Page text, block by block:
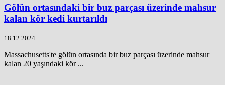
Gölün ortasındaki bir buz parçası üzerinde mahsur
kalan kör kedi kurtarıldı
18.12.2024
Massachusetts'te gölün ortasında bir buz parçası üzerinde mahsur
kalan 20 yaşındaki kör ...